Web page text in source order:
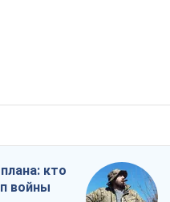
кто
войны